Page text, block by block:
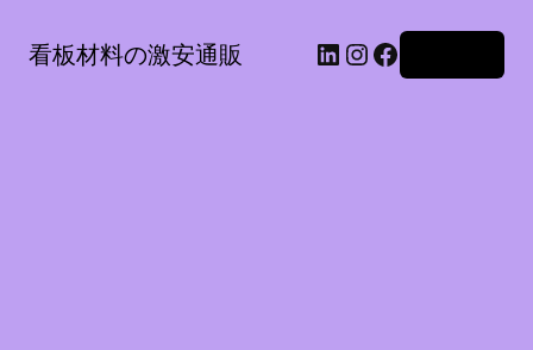
看板材料の激安通販 LinkedIn Instagram Facebook